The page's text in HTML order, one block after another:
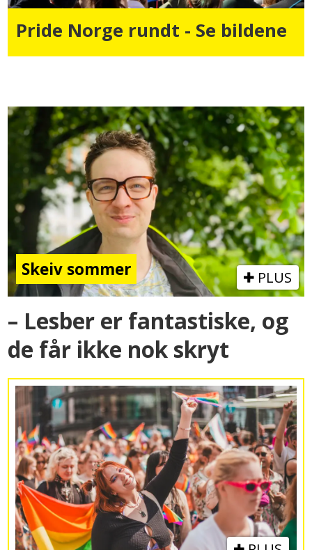
Pride Norge rundt - Se bildene
Skeiv sommer PLUS
– Lesber er fantastiske, og
de får ikke nok skryt